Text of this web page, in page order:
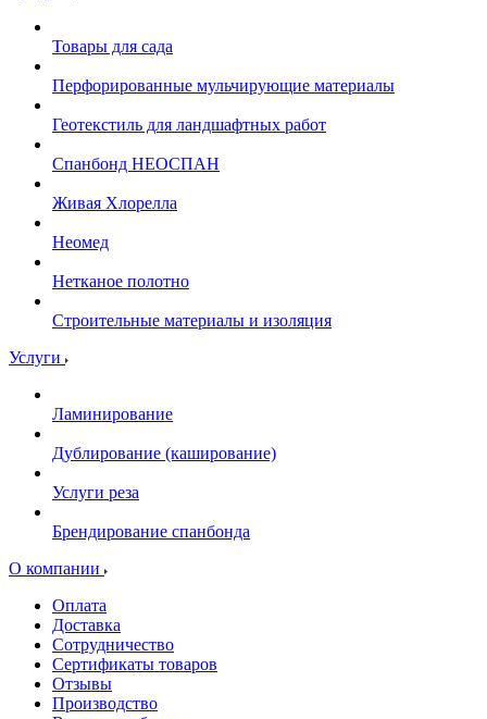
Товары для сада
Перфорированные мульчирующие материалы
Геотекстиль для ландшафтных работ
Спанбонд НЕОСПАН
Живая Хлорелла
Нeомед
Нетканое полотно
Строительные материалы и изоляция
Услуги
Ламинирование
Дублирование (каширование)
Услуги реза
Брендирование спанбонда
О компании
Оплата
Доставка
Сотрудничество
Сертификаты товаров
Отзывы
Производство